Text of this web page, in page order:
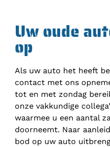
Uw oude
op
Als uw auto het heeft
contact met ons
tot en met zondag
onze vakkundige
waarmee u een aantal
doorneemt. Naar
bod op uw auto